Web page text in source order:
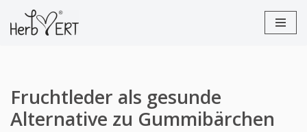
Zum
Fruchtleder als gesunde
Alternative zu Gummibärchen